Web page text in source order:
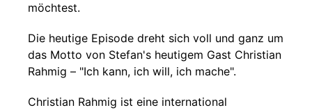
möchtest.
Die heutige Episode dreht sich voll und ganz um
das Motto von Stefan's heutigem Gast Christian
Rahmig – "Ich kann, ich will, ich mache".
Christian Rahmig ist eine international